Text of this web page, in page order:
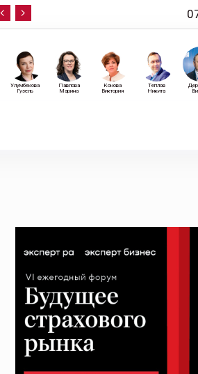
10 сентября —
Теплов
Никита
Конова
Виктория
Павлова
Марина
Улумбекова
Гузель